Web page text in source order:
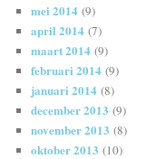
mei 2014 (9)
april 2014 (7)
maart 2014 (9)
februari 2014 (9)
januari 2014 (8)
december 2013 (9)
november 2013 (8)
oktober 2013 (10)